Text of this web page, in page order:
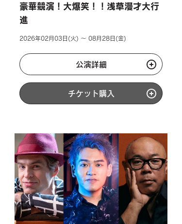
豪華競演！大爆笑！！浅草漫才大行
進
2026年02月03日(火) ～ 08月28日(金)
公演詳細
チケット購入